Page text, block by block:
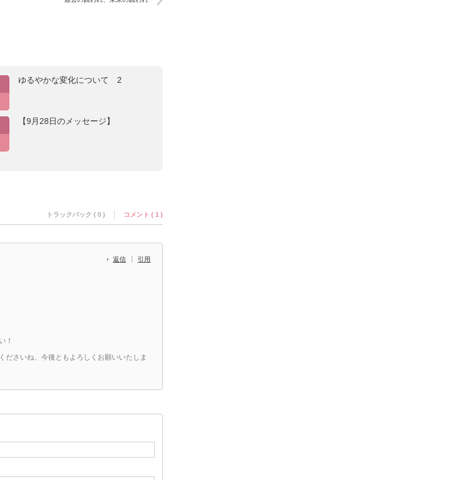
ゆるやかな変化について 2
【9月28日のメッセージ】
トラックバック ( 0 ) コメント ( 1 )
返信 引用
！
ださいね、今後ともよろしくお願いいたしま